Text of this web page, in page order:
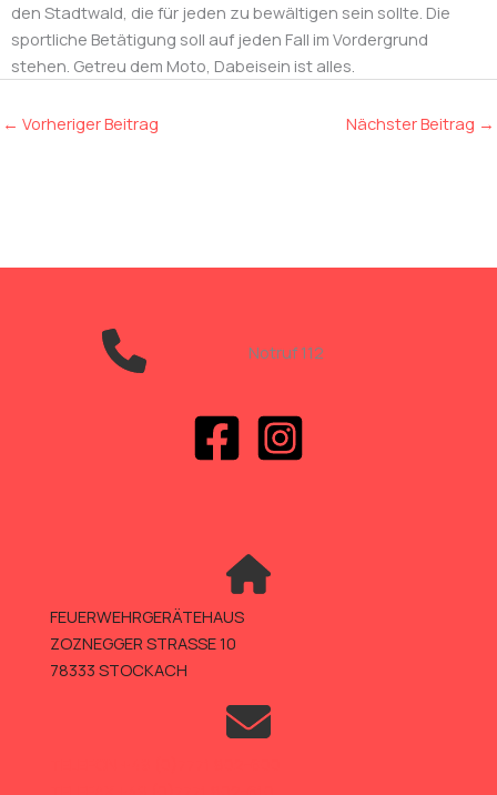
den Stadtwald, die für jeden zu bewältigen sein sollte. Die
sportliche Betätigung soll auf jeden Fall im Vordergrund
stehen. Getreu dem Moto, Dabeisein ist alles.
← Vorheriger Beitrag Nächster Beitrag →
Notruf 112
FEUERWEHRGERÄTEHAUS
ZOZNEGGER STRASSE 10
78333 STOCKACH